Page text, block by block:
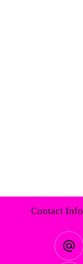
Contact Info